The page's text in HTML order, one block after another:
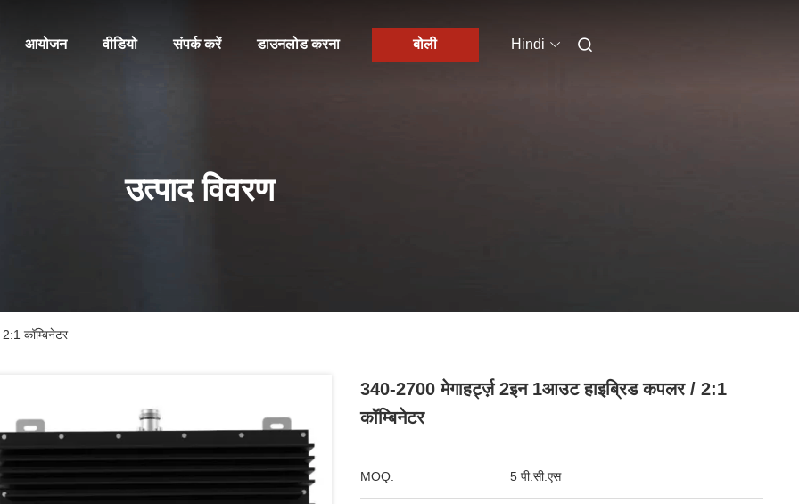
आयोजन वीडियो संपर्क करें डाउनलोड करना बोली Hindi
उत्पाद विवरण
कॉम्बिनेटर
340-2700 मेगाहर्ट्ज़ 2इन 1आउट हाइब्रिड कपलर / 2:1
कॉम्बिनेटर
MOQ: 5 पी.सी.एस